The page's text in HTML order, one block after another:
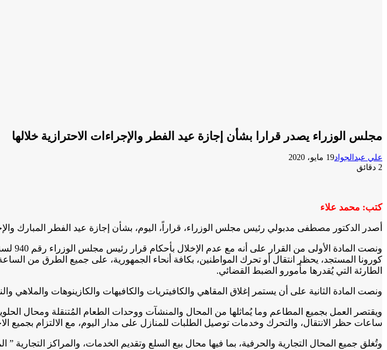
مجلس الوزراء يصدر قرارا بشأن إجازة عيد الفطر والإجراءات الاحترازية خلالها
علي عبدالجواد19 مايو، 2020
2 دقائق
كتب: محمد علاء
أصدر الدكتور مصطفى مدبولي رئيس مجلس الوزراء، قراراً، اليوم، بشأن إجازة عيد الفطر المبارك
كورونا المستجد، يحظر انتقال أو تحرك المواطنين، بكافة أنحاء الجمهورية، على جميع الطرق من
الطارئة التي يُقدرها مأمورو الضبط القضائي.
ونصت المادة الثانية على أن يستمر إغلاق المقاهي والكافيتريات والكافيهات والكازينوهات والملاهي
ويقتصر العمل بجميع المطاعم وما يُماثلها من المحال والمنشآت ووحدات الطعام المُتنقلة ومحال
ساعات حظر الانتقال، والتحرك وخدمات توصيل الطلبات للمنازل على مدار اليوم، مع الالتزام بجميع
وتُغلق جميع المحال التجارية والحرفية، بما فيها محال بيع السلع وتقديم الخدمات، والمراكز التجارية ”